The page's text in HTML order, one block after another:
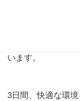
います。
3日間、快適な環